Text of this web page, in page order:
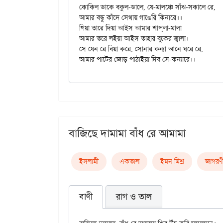
কোকিল ডাকে বকুল-ডালে, যে-মালঞ্চে সাঁঝ-সকালে রে,
আমার বন্ধু কাঁদে সেথায় গাঙেরি কিনারে।।
গিয়া তারে দিয়া আইস আমার শাপ্‌লা-মালা
আমার তরে লইয়া আইস তাহার বুকের জ্বালা।
সে যেন রে বিয়া করে, সোনার কন্যা আনে ঘরে রে,
বাজিছে দামামা বাঁধ রে আমামা
ইসলামী একতাল ইমন মিশ্র
বাণী রাগ ও তাল